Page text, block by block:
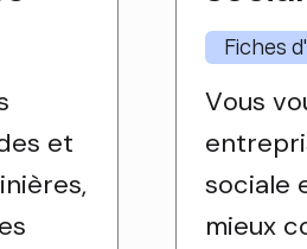
et
Fiches
Vous
sociale
mieux